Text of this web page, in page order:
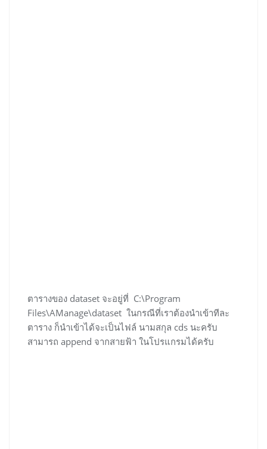
ตารางของ dataset จะอยู่ที่ C:\Program
Files\AManage\dataset ในกรณีที่เราต้องนำเข้าทีละ
ตาราง ก็นำเข้าได้จะเป็นไฟล์ นามสกุล cds นะครับ
สามารถ append จากสายฟ้า ในโปรแกรมได้ครับ